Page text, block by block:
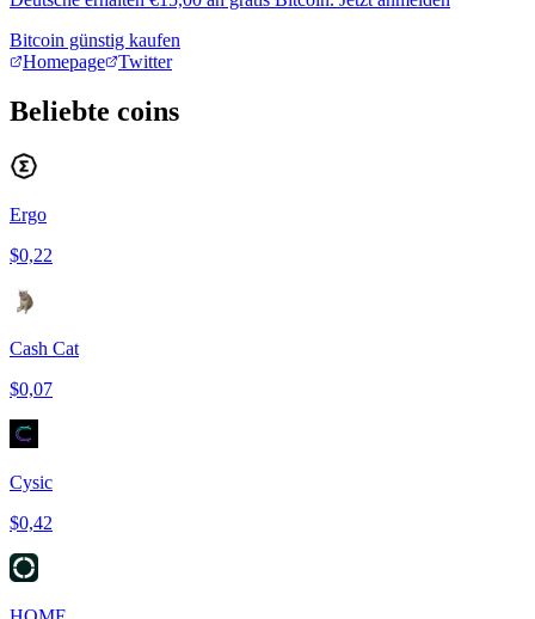
Bitcoin günstig kaufen
Homepage
Twitter
Beliebte coins
Ergo
$0,22
Cash Cat
$0,07
Cysic
$0,42